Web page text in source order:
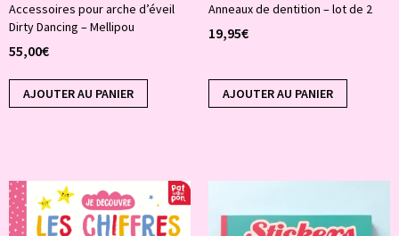
Accessoires pour arche d’éveil
Dirty Dancing – Mellipou
55,00€
AJOUTER AU PANIER
Anneaux de dentition – lot de 2
19,95€
AJOUTER AU PANIER